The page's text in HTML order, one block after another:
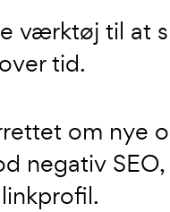
værktøj til at
tid.
om nye
negativ